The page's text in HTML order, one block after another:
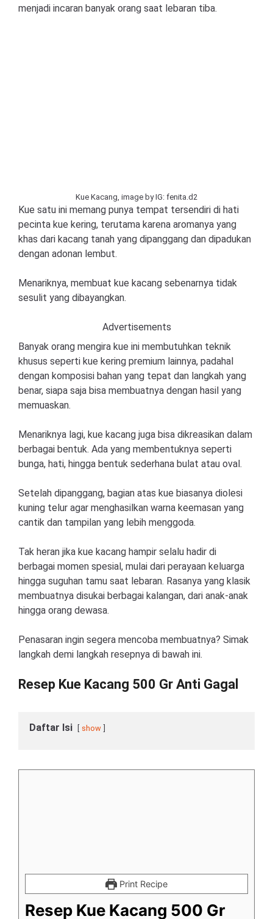
menjadi incaran banyak orang saat lebaran tiba.
Kue Kacang, image by IG: fenita.d2
Kue satu ini memang punya tempat tersendiri di hati
pecinta kue kering, terutama karena aromanya yang
khas dari kacang tanah yang dipanggang dan dipadukan
dengan adonan lembut.
Menariknya, membuat kue kacang sebenarnya tidak
sesulit yang dibayangkan.
Advertisements
Banyak orang mengira kue ini membutuhkan teknik
khusus seperti kue kering premium lainnya, padahal
dengan komposisi bahan yang tepat dan langkah yang
benar, siapa saja bisa membuatnya dengan hasil yang
memuaskan.
Menariknya lagi, kue kacang juga bisa dikreasikan dalam
berbagai bentuk. Ada yang membentuknya seperti
bunga, hati, hingga bentuk sederhana bulat atau oval.
Setelah dipanggang, bagian atas kue biasanya diolesi
kuning telur agar menghasilkan warna keemasan yang
cantik dan tampilan yang lebih menggoda.
Tak heran jika kue kacang hampir selalu hadir di
berbagai momen spesial, mulai dari perayaan keluarga
hingga suguhan tamu saat lebaran. Rasanya yang klasik
membuatnya disukai berbagai kalangan, dari anak-anak
hingga orang dewasa.
Penasaran ingin segera mencoba membuatnya? Simak
langkah demi langkah resepnya di bawah ini.
Resep Kue Kacang 500 Gr Anti Gagal
Daftar Isi show
Print Recipe
Resep Kue Kacang 500 Gr